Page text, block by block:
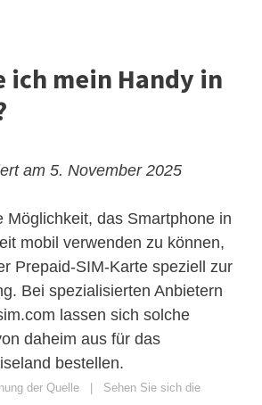
ich mein Handy in
am 5. November 2025
Möglichkeit, das Smartphone in
mobil verwenden zu können,
Prepaid-SIM-Karte speziell zur
Bei spezialisierten Anbietern
lassen sich solche
daheim aus für das
bestellen.
der Quelle
Sehen Sie sich die